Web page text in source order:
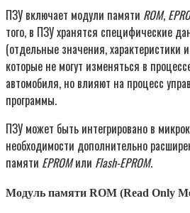
ПЗУ включает модули памяти ROM,
того, в ПЗУ хранятся специфические
(отдельные значения, характеристики
которые не могут изменяться в
автомобиля, но влияют на процесс
программы.
ПЗУ может быть интегрировано в
необходимости дополнительно
памяти EPROMили Flash-EPROM.
Модуль памяти ROM (Read Only